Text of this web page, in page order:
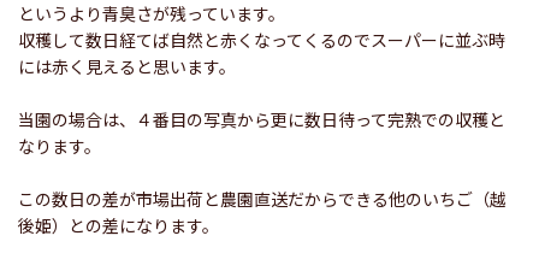
というより青臭さが残っています。
収穫して数日経てば自然と赤くなってくるのでスーパーに並ぶ時
には赤く見えると思います。
当園の場合は、４番目の写真から更に数日待って完熟での収穫と
なります。
この数日の差が市場出荷と農園直送だからできる他のいちご（越
後姫）との差になります。